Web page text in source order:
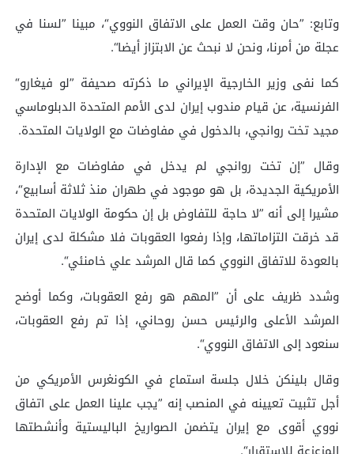
وتابع: ”حان وقت العمل على الاتفاق النووي“، مبينا ”لسنا في
عجلة من أمرنا، ونحن لا نبحث عن الابتزاز أيضا“.
كما نفى وزير الخارجية الإيراني ما ذكرته صحيفة ”لو فيغارو“
الفرنسية، عن قيام مندوب إيران لدى الأمم المتحدة الدبلوماسي
مجيد تخت روانجي، بالدخول في مفاوضات مع الولايات المتحدة.
وقال ”إن تخت روانجي لم يدخل في مفاوضات مع الإدارة
الأمريكية الجديدة، بل هو موجود في طهران منذ ثلاثة أسابيع“،
مشيرا إلى أنه ”لا حاجة للتفاوض بل إن حكومة الولايات المتحدة
قد خرقت التزاماتها، وإذا رفعوا العقوبات فلا مشكلة لدى إيران
بالعودة للاتفاق النووي كما قال المرشد علي خامنئي“.
وشدد ظريف على أن ”المهم هو رفع العقوبات، وكما أوضح
المرشد الأعلى والرئيس حسن روحاني، إذا تم رفع العقوبات،
سنعود إلى الاتفاق النووي“.
وقال بلينكن خلال جلسة استماع في الكونغرس الأمريكي من
أجل تثبيت تعيينه في المنصب إنه ”يجب علينا العمل على اتفاق
نووي أقوى مع إيران يتضمن الصواريخ الباليستية وأنشطتها